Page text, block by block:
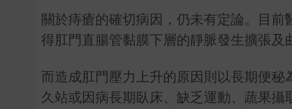
關於痔瘡的確切病因，仍未有定論。目
得肛門直腸管黏膜下層的靜脈發生擴張及
而造成肛門壓力上升的原因則以長期便
久站或因病長期臥床、缺乏運動、蔬果